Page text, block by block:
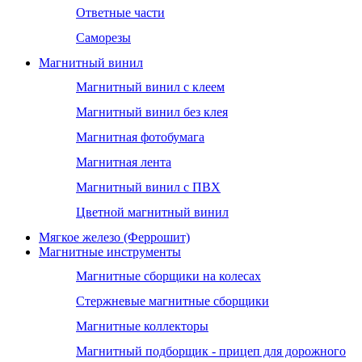
Ответные части
Саморезы
Магнитный винил
Магнитный винил с клеем
Магнитный винил без клея
Магнитная фотобумага
Магнитная лента
Магнитный винил с ПВХ
Цветной магнитный винил
Мягкое железо (Феррошит)
Магнитные инструменты
Магнитные сборщики на колесах
Стержневые магнитные сборщики
Магнитные коллекторы
Магнитный подборщик - прицеп для дорожного